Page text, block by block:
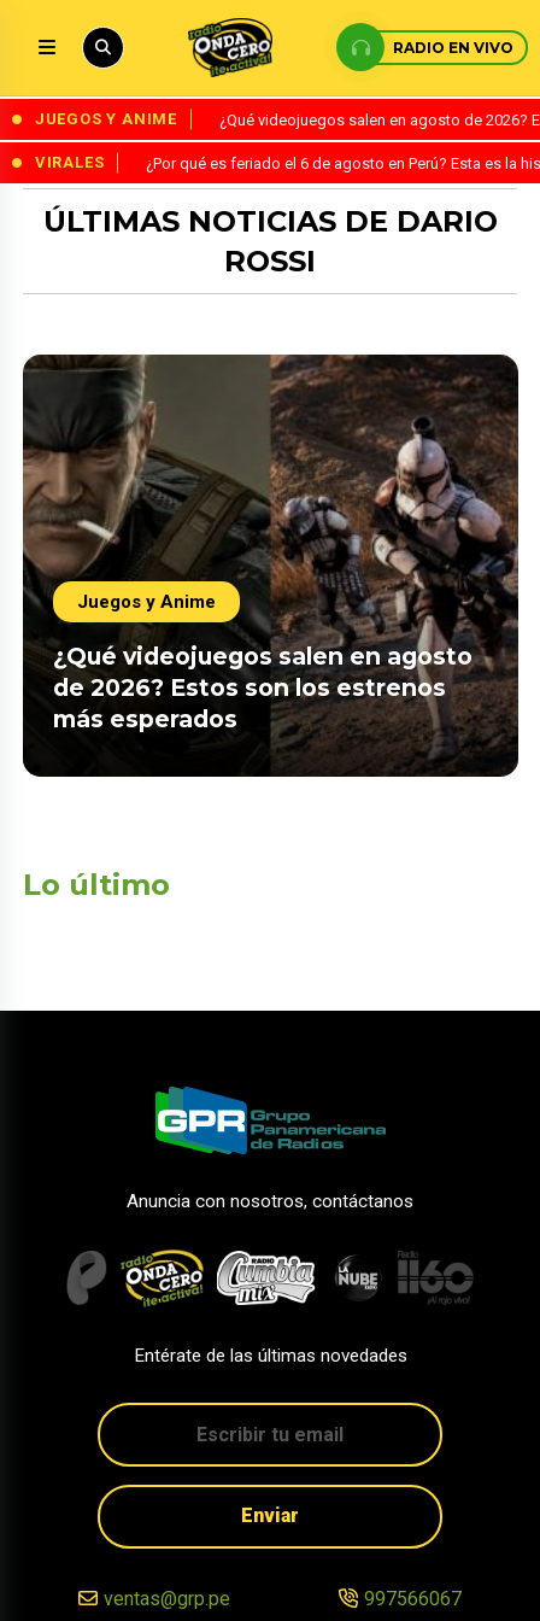
RADIO EN VIVO
JUEGOS Y ANIME ¿Qué videojuegos salen en agosto de
VIRALES ¿Por qué es feriado el 6 de agosto en Perú? Esta es la
ÚLTIMAS NOTICIAS DE DARIO
ROSSI
Juegos y Anime
¿Qué videojuegos salen en agosto
de 2026? Estos son los estrenos
más esperados
Lo último
Anuncia con nosotros, contáctanos
Entérate de las últimas novedades
Enviar
ventas@grp.pe 997566067